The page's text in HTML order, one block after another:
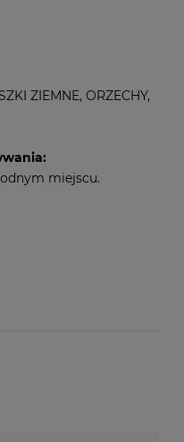
ZIEMNE, ORZECHY,
miejscu.